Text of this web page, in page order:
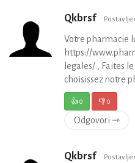
Qkbrsf
Votre pharmacie
https://
legales/ , Faites
choisissez notre
👍0 👎0
Odgovori ⇾
Qkbrsf